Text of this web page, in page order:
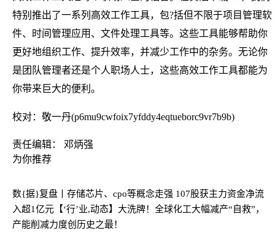
特别推出了一系列高效工作工具，包?括但不限于项目管理软
件、时间管理应用、文件处理工具等。这些工具能够帮助你
更好地组织工作、提升效率，并减少工作中的杂务。无论你
是团队管理者还是个人职场人士，这些高效工作工具都能为
你带来巨大的便利。
校对：敬一丹(p6mu9cwfoix7yfddy4eqtueborc9vr7b9b)
责任编辑： 邓炳强
为你推荐
数{据}复盘丨存储芯片、cpo等概念走强 107股获主力资金净流
入超1亿元 【‘行’业,动态】大洗牌！全球化工大幅减产“自救”，
产能削减力度创历史之最！